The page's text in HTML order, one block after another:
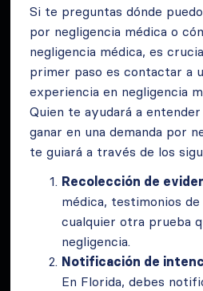
Si te preguntas dónde
por negligencia médica o
negligencia médica, es
primer paso es contactar a
experiencia en negligencia
Quien te ayudará a
ganar en una demanda por
te guiará a través de los
Recolección de
médica, testimonios
cualquier otra prueba
negligencia.
Notificación de
En Florida, debes